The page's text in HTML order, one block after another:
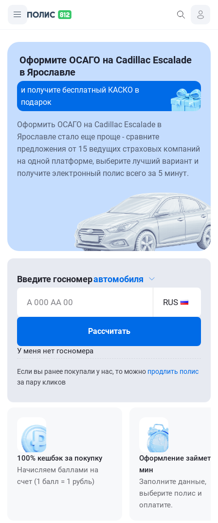
Оформите ОСАГО на Cadillac Escalade
в Ярославле
и получите бесплатный КАСКО в
подарок
Оформить ОСАГО на Cadillac Escalade в
Ярославле стало еще проще - сравните
предложения от 15 ведущих страховых компаний
на одной платформе, выберите лучший вариант и
получите электронный полис всего за 5 минут.
Введите госномеравтомобиля
А 000 АА 00 RUS
Рассчитать
Если вы ранее покупали у нас, то можно продлить полис
за пару кликов
У меня нет госномера
100% кешбэк за покупку
Начисляем баллами на
счет (1 балл = 1 рубль)
Оформление займет
мин
Заполните данные,
выберите полис и
оплатите.